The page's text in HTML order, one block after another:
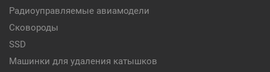
Радиоуправляемые авиамодели
Сковороды
SSD
Машинки для удаления катышков